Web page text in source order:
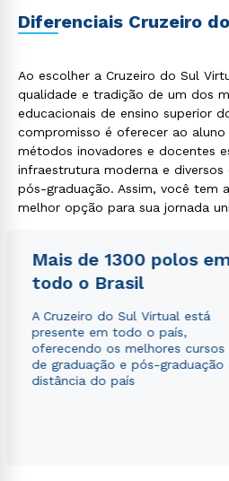
Diferenciais Cruzeiro
Ao escolher a Cruzeiro do Sul
qualidade e tradição de um dos
educacionais de ensino superior
compromisso é oferecer ao
métodos inovadores e docentes
infraestrutura moderna e diversos
pós-graduação. Assim, você tem
melhor opção para sua jornada
Mais de 1300 polos
todo o Brasil
A Cruzeiro do Sul Virtual está
presente em todo o país,
oferecendo os melhores cursos
de graduação e pós-graduação
distância do país
Rápido e fácil
WhatsApp
ou
Estou de acordo com a Política
autorizo que meus dados
envio de conteúdos da Cruzeiro